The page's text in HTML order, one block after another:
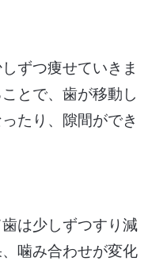
ずつ痩せていきま
とで、歯が移動し
たり、隙間ができ
は少しずつすり減
噛み合わせが変化